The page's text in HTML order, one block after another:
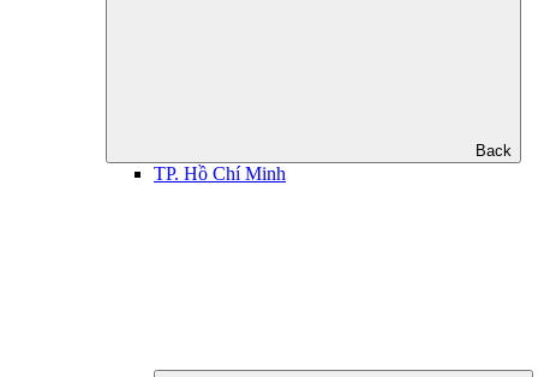
Back
TP. Hồ Chí Minh